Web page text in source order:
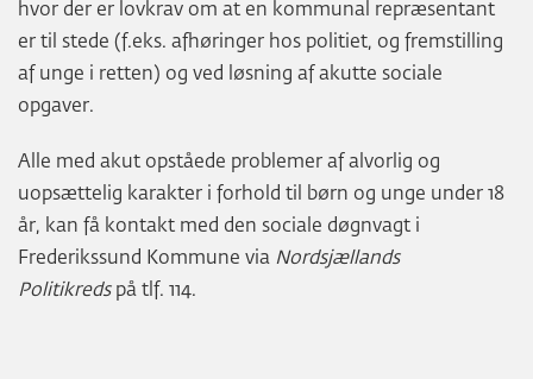
hvor der er lovkrav om at en kommunal repræsentant
er til stede (f.eks. afhøringer hos politiet, og fremstilling
af unge i retten) og ved løsning af akutte sociale
opgaver.
Alle med akut opståede problemer af alvorlig og
uopsættelig karakter i forhold til børn og unge under 18
år, kan få kontakt med den sociale døgnvagt i
Frederikssund Kommune via Nordsjællands
Politikredspå tlf. 114.